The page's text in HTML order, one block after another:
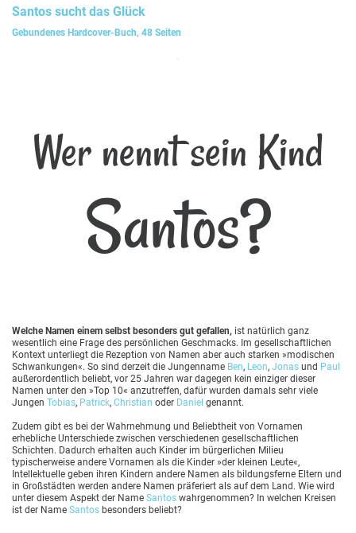
Santos sucht das Glück
Gebundenes Hardcover-Buch, 48 Seiten
Wer nennt sein Kind
Santos?
Welche Namen einem selbst besonders gut gefallen, ist natürlich ganz
wesentlich eine Frage des persönlichen Geschmacks. Im gesellschaftlichen
Kontext unterliegt die Rezeption von Namen aber auch starken »modischen
Schwankungen«. So sind derzeit die Jungenname Ben, Leon, Jonas und Paul
außerordentlich beliebt, vor 25 Jahren war dagegen kein einziger dieser
Namen unter den »Top 10« anzutreffen, dafür wurden damals sehr viele
Jungen Tobias, Patrick, Christian oder Daniel genannt.
Zudem gibt es bei der Wahrnehmung und Beliebtheit von Vornamen
erhebliche Unterschiede zwischen verschiedenen gesellschaftlichen
Schichten. Dadurch erhalten auch Kinder im bürgerlichen Milieu
typischerweise andere Vornamen als die Kinder »der kleinen Leute«,
Intellektuelle geben ihren Kindern andere Namen als bildungsferne Eltern und
in Großstädten werden andere Namen präferiert als auf dem Land. Wie wird
unter diesem Aspekt der Name Santos wahrgenommen? In welchen Kreisen
ist der Name Santos besonders beliebt?